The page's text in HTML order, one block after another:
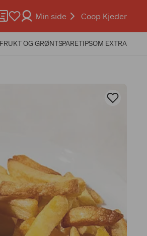
Min side Coop Kjeder
OG GRØNTSPARETIPSOM EXTRA